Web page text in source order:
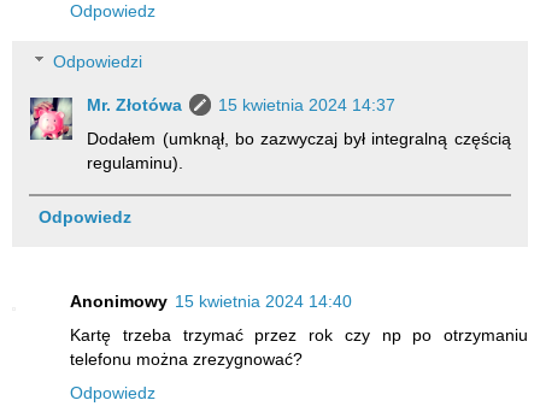
Odpowiedz
Odpowiedzi
Mr. Złotówa
15 kwietnia 2024 14:37
Dodałem (umknął, bo zazwyczaj był integralną częścią
regulaminu).
Odpowiedz
Anonimowy 15 kwietnia 2024 14:40
Kartę trzeba trzymać przez rok czy np po otrzymaniu
telefonu można zrezygnować?
Odpowiedz